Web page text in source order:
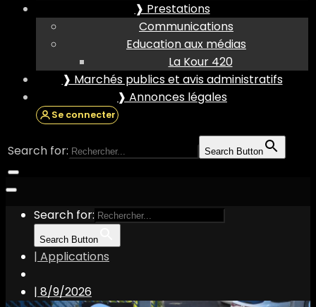
❱ Prestations
Communications
Education aux médias
La Kour 420
❱ Marchés publics et avis administratifs
❱ Annonces légales
Se connecter
Search for: Search Button
Search for:
Search Button
| Applications
| 8/9/2026